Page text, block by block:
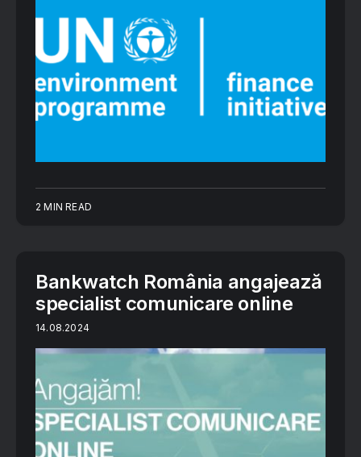
2 MIN READ
Bankwatch România angajează
specialist comunicare online
14.08.2024